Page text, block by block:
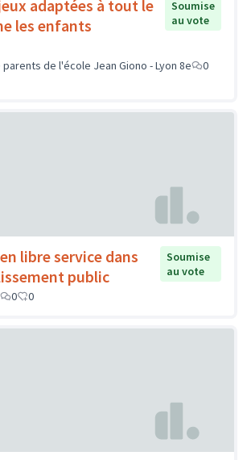
adaptées à tout le
les enfants
Soumise
au vote
de l'école Jean Giono - Lyon 8e
0
libre service dans
public
Soumise
au vote
0 0